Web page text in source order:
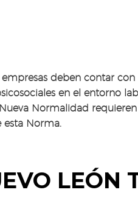
deben contar con
en el entorno
Normalidad requieren
Norma.
LEÓN